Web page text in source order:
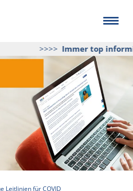
>>>>Immer top
Leitlinien für COVID